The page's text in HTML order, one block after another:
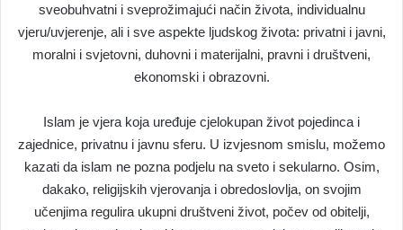
sveobuhvatni i sveprožimajući način života, individualnu
vjeru/uvjerenje, ali i sve aspekte ljudskog života: privatni i javni,
moralni i svjetovni, duhovni i materijalni, pravni i društveni,
ekonomski i obrazovni.
Islam je vjera koja uređuje cjelokupan život pojedinca i
zajednice, privatnu i javnu sferu. U izvjesnom smislu, možemo
kazati da islam ne pozna podjelu na sveto i sekularno. Osim,
dakako, religijskih vjerovanja i obredoslovlja, on svojim
učenjima regulira ukupni društveni život, počev od obitelji,